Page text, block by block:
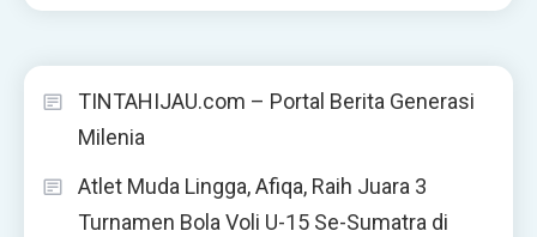
TINTAHIJAU.com – Portal Berita Generasi
Milenia
Atlet Muda Lingga, Afiqa, Raih Juara 3
Turnamen Bola Voli U-15 Se-Sumatra di